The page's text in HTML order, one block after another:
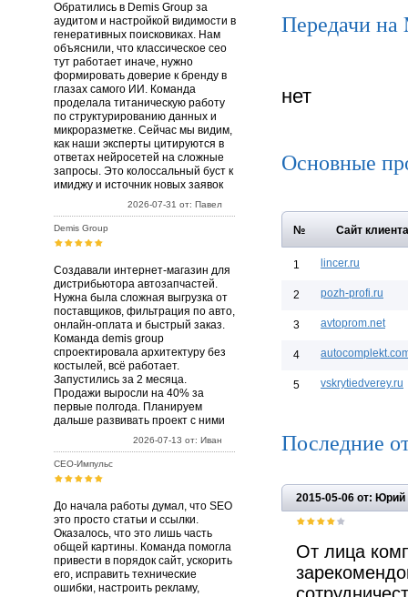
Обратились в Demis Group за
аудитом и настройкой видимости в
генеративных поисковиках. Нам
объяснили, что классическое сео
тут работает иначе, нужно
формировать доверие к бренду в
глазах самого ИИ. Команда
проделала титаническую работу
по структурированию данных и
микроразметке. Сейчас мы видим,
как наши эксперты цитируются в
ответах нейросетей на сложные
запросы. Это колоссальный буст к
имиджу и источник новых заявок
2026-07-31 от: Павел
Demis Group
Создавали интернет-магазин для
дистрибьютора автозапчастей.
Нужна была сложная выгрузка от
поставщиков, фильтрация по авто,
онлайн-оплата и быстрый заказ.
Команда demis group
спроектировала архитектуру без
костылей, всё работает.
Запустились за 2 месяца.
Продажи выросли на 40% за
первые полгода. Планируем
дальше развивать проект с ними
2026-07-13 от: Иван
СЕО-Импульс
До начала работы думал, что SEO
это просто статьи и ссылки.
Оказалось, что это лишь часть
общей картины. Команда помогла
привести в порядок сайт, ускорить
его, исправить технические
ошибки, настроить рекламу,
Передачи на
нет
Основные
№ Сайт
1 lincer.ru
2 pozh-profi.ru
3 avtoprom.net
4
5 vskrytiedverey.ru
Последние
2015-05-06 от:
От лица